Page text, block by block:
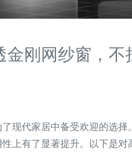
刚网纱窗，不
现代家居中备受欢迎的选
上有了显著提升。以下是